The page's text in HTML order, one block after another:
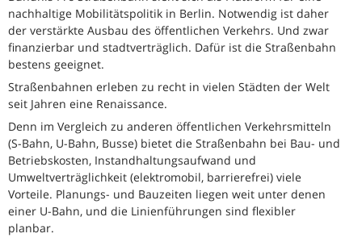
nachhaltige Mobilitätspolitik in Berlin. Notwendig ist daher
der verstärkte Ausbau des öffentlichen Verkehrs. Und zwar
finanzierbar und stadtverträglich. Dafür ist die Straßenbahn
bestens geeignet.
Straßenbahnen erleben zu recht in vielen Städten der Welt
seit Jahren eine Renaissance.
Denn im Vergleich zu anderen öffentlichen Verkehrsmitteln
(S-Bahn, U-Bahn, Busse) bietet die Straßenbahn bei Bau- und
Betriebskosten, Instandhaltungsaufwand und
Umweltverträglichkeit (elektromobil, barrierefrei) viele
Vorteile. Planungs- und Bauzeiten liegen weit unter denen
einer U-Bahn, und die Linienführungen sind flexibler
planbar.